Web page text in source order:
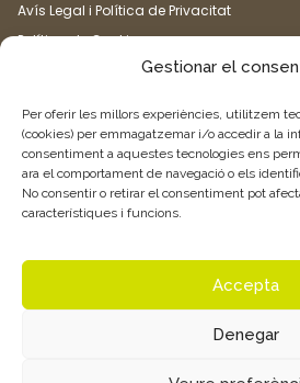
Gestionar el
Per oferir les millors experiències, utilitzem
(cookies) per emmagatzemar i/o accedir a la
consentiment a aquestes tecnologies ens
ara el comportament de navegació o els
No consentir o retirar el consentiment pot
característiques i funcions.
Accepta
Denegar
Avís Legal i Política de Privacitat
Política de Cookies
Vull rebre més informació